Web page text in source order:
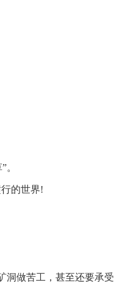
的世界!
洞做苦工，甚至还要承受